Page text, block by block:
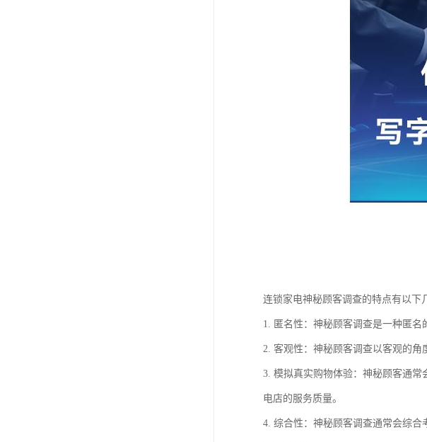
连锁家电神秘顾客调查的特点有以下
1. 匿名性：神秘顾客调查是一种匿名
2. 客观性：神秘顾客调查以客观的角
3. 模拟真实购物体验：神秘顾客通
电店的服务质量。
4. 综合性：神秘顾客调查通常会综